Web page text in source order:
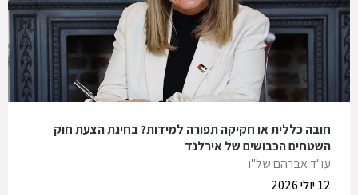
חובה כללית או חקיקה תפורה למידות? בחינת הצעת חוק
השטחים הכבושים של אירלנד
עו"ד אברהם של"ו
12 יולי 2026